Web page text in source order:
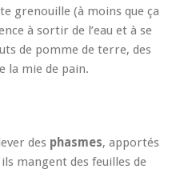
grenouille (à moins que ça
à sortir de l’eau et à se
de pomme de terre, des
la mie de pain.
des phasmes, apportés
mangent des feuilles de